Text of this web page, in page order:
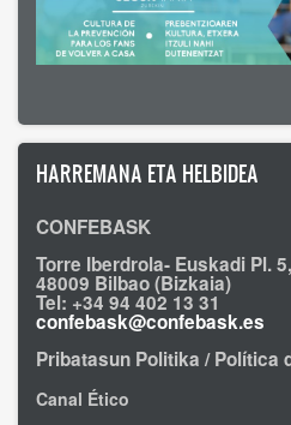
HARREMANA ETA HELBIDEA
CONFEBASK
Torre Iberdrola- Euskadi Pl.
48009 Bilbao (Bizkaia)
Tel: +34 94 402 13 31
confebask@confebask.es
Pribatasun Politika / Política
Canal Ético